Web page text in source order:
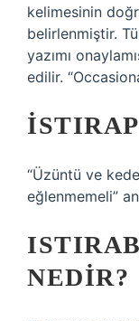
kelimesinin
belirlenmiştir.
yazımı
edilir.
“Üzüntü ve
eğlenmemeli”
NEDIR?